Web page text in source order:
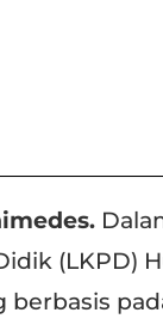
(LKPD)
berbasis